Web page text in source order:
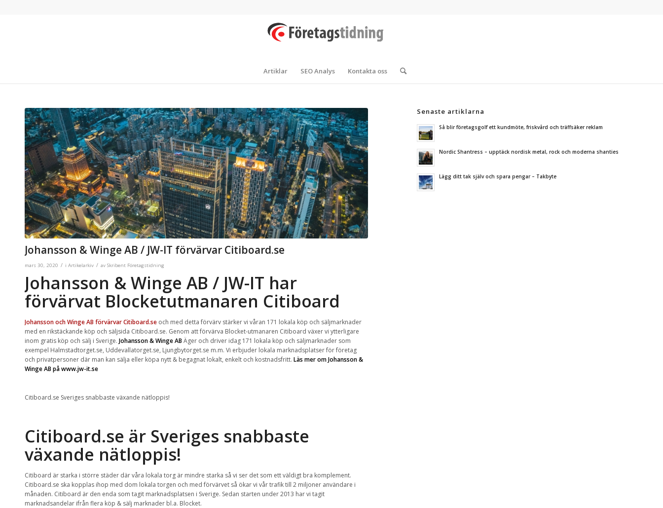
Artiklar SEO Analys Kontakta oss
Johansson & Winge AB / JW-IT förvärvar Citiboard.se
mars 30, 2020 / i Artikelarkiv / av Skribent Företagstidning
Johansson & Winge AB / JW-IT har
förvärvat Blocketutmanaren Citiboard
Johansson och Winge AB förvärvar Citiboard.se och med detta förvärv stärker vi våran 171 lokala köp och säljmarknader
med en rikstäckande köp och säljsida Citiboard.se. Genom att förvärva Blocket-utmanaren Citiboard växer vi ytterligare
inom gratis köp och sälj i Sverige. Johansson & Winge AB Äger och driver idag 171 lokala köp och säljmarknader som
exempel Halmstadtorget.se, Uddevallatorget.se, Ljungbytorget.se m.m. Vi erbjuder lokala marknadsplatser för företag
och privatpersoner där man kan sälja eller köpa nytt & begagnat lokalt, enkelt och kostnadsfritt. Läs mer om Johansson &
Winge AB påwww.jw-it.se
Citiboard.se Sveriges snabbaste växande nätloppis!
Citiboard.se är Sveriges snabbaste
växande nätloppis!
Citiboard är starka i större städer där våra lokala torg är mindre starka så vi ser det som ett väldigt bra komplement.
Citiboard.se ska kopplas ihop med dom lokala torgen och med förvärvet så ökar vi vår trafik till 2 miljoner användare i
månaden. Citiboard är den enda som tagit marknadsplatsen i Sverige. Sedan starten under 2013 har vi tagit
marknadsandelar ifrån flera köp & sälj marknader bl.a. Blocket.
Senaste artiklarna
Så blir företagsgolf ett kundmöte, friskvård och träffsäker reklam
Nordic Shantress – upptäck nordisk metal, rock och moderna shanties
Lägg ditt tak själv och spara pengar – Takbyte